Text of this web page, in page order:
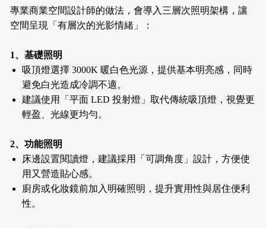
專業商業空間設計師的做法，會導入三層次照明架構，讓
空間呈現「有層次的光影情緒」：
1、基礎照明
吸頂燈選擇 3000K 暖白色光源，提供基本明亮感，同時
避免白光造成冷調不適。
建議使用「平面 LED 投射燈」取代傳統吸頂燈，視覺更
輕盈、光線更均勻。
2、功能照明
床邊設置閱讀燈，建議採用「可調角度」設計，方便使
用又營造貼心感。
廚房或化妝鏡前加入明確照明，提升實用性與居住便利
性。